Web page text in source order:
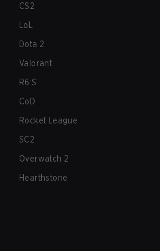
CS2
LoL
Dota 2
Valorant
R6:S
CoD
Rocket League
SC2
Overwatch 2
Hearthstone